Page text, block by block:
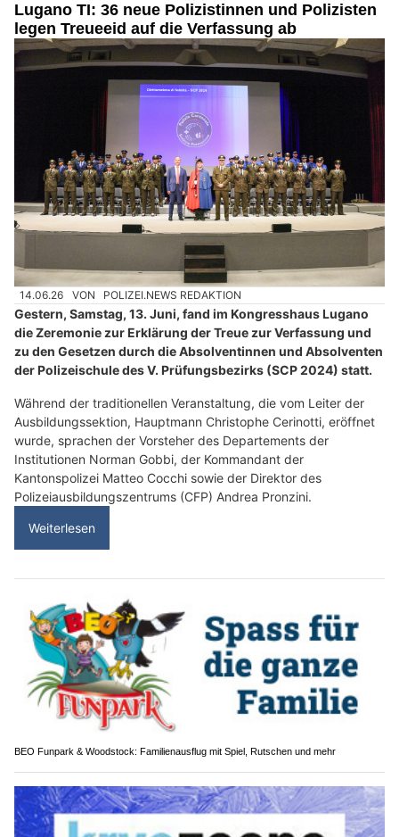
Lugano TI: 36 neue Polizistinnen und Polizisten
legen Treueeid auf die Verfassung ab
14.06.26 VON POLIZEI.NEWS REDAKTION
Gestern, Samstag, 13. Juni, fand im Kongresshaus Lugano
die Zeremonie zur Erklärung der Treue zur Verfassung und
zu den Gesetzen durch die Absolventinnen und Absolventen
der Polizeischule des V. Prüfungsbezirks (SCP 2024) statt.
Während der traditionellen Veranstaltung, die vom Leiter der
Ausbildungssektion, Hauptmann Christophe Cerinotti, eröffnet
wurde, sprachen der Vorsteher des Departements der
Institutionen Norman Gobbi, der Kommandant der
Kantonspolizei Matteo Cocchi sowie der Direktor des
Polizeiausbildungszentrums (CFP) Andrea Pronzini.
Weiterlesen
BEO Funpark & Woodstock: Familienausflug mit Spiel, Rutschen und mehr